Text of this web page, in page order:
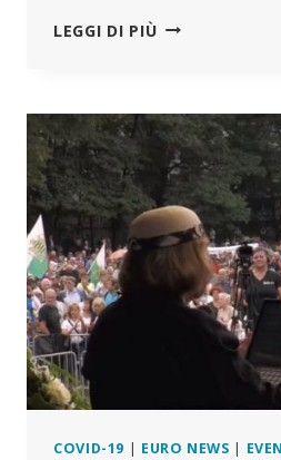
LEGGI DI PIÙPERCHÉ
DOVREBBE
ESSERE
BANDITO
PER
LE
DONNE
INCINTE
COVID-19 | EURO NEWS |